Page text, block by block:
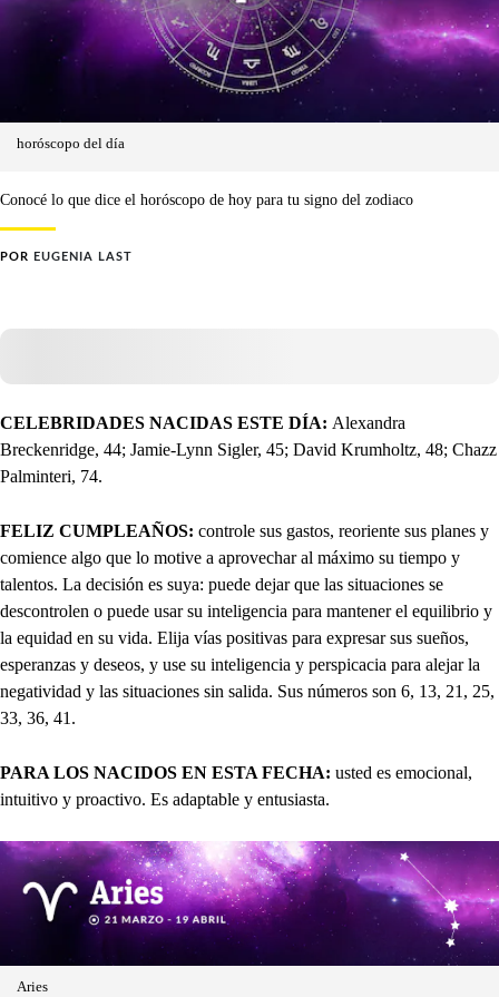
horóscopo del día
Conocé lo que dice el horóscopo de hoy para tu signo del zodiaco
POR EUGENIA LAST
CELEBRIDADES NACIDAS ESTE DÍA: Alexandra
Breckenridge, 44; Jamie-Lynn Sigler, 45; David Krumholtz, 48; Chazz
Palminteri, 74.
FELIZ CUMPLEAÑOS: controle sus gastos, reoriente sus planes y
comience algo que lo motive a aprovechar al máximo su tiempo y
talentos. La decisión es suya: puede dejar que las situaciones se
descontrolen o puede usar su inteligencia para mantener el equilibrio y
la equidad en su vida. Elija vías positivas para expresar sus sueños,
esperanzas y deseos, y use su inteligencia y perspicacia para alejar la
negatividad y las situaciones sin salida. Sus números son 6, 13, 21, 25,
33, 36, 41.
PARA LOS NACIDOS EN ESTA FECHA: usted es emocional,
intuitivo y proactivo. Es adaptable y entusiasta.
Aries